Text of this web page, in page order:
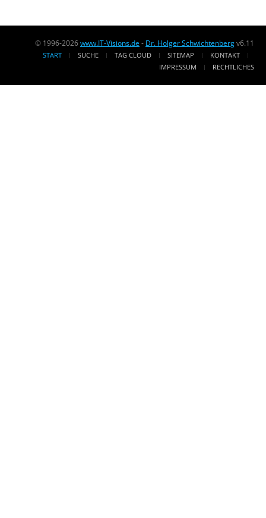
© 1996-2026www.IT-Visions.de - Dr. Holger Schwichtenbergv6.11
START SUCHE TAG CLOUD SITEMAP
KONTAKT
IMPRESSUM
RECHTLICHES